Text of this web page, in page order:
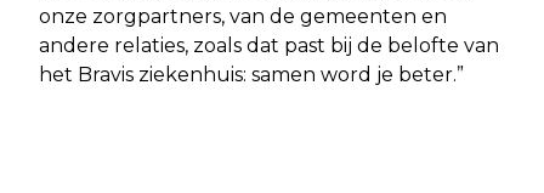
onze zorgpartners, van de gemeenten en
andere relaties, zoals dat past bij de belofte van
het Bravis ziekenhuis: samen word je beter.”